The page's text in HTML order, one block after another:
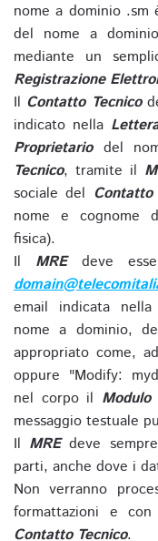
nome a dominio .sm
del nome a
mediante un
Registrazione
Il Contatto Tecnico
indicato nella
Proprietariodel
Tecnico, tramite il
sociale del Contatto
nome e cognome
fisica).
Il MREdeve
email indicata nella
nome a dominio,
appropriato come,
oppure "Modify:
nel corpo il
messaggio testuale
Il MREdeve
parti, anche dove i
Non verranno
formattazioni e
Contatto Tecnico.